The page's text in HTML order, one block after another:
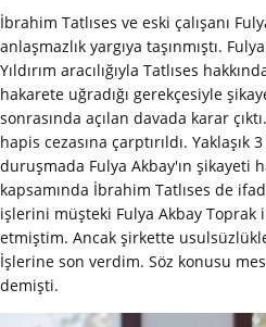
İbrahim Tatlıses ve eski çalışanı
anlaşmazlık yargıya taşınmıştı.
Yıldırım aracılığıyla Tatlıses
hakarete uğradığı gerekçesiyle
sonrasında açılan davada karar
hapis cezasına çarptırıldı.
duruşmada Fulya Akbay'ın şikayeti
kapsamında İbrahim Tatlıses de
işlerini müşteki Fulya Akbay Toprak
etmiştim. Ancak şirkette
İşlerine son verdim. Söz konusu
demişti.